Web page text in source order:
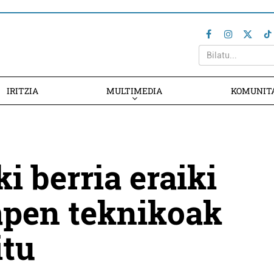
IRITZIA MULTIMEDIA
berria eraiki
teknikoak